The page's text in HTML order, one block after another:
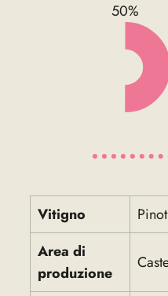
50%
Vitigno
Area di
produzione